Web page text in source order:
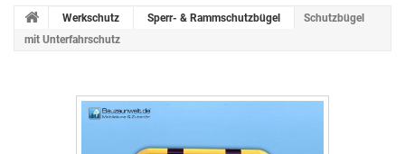
Werkschutz Sperr- & Rammschutzbügel
Schutzbügel
mit Unterfahrschutz